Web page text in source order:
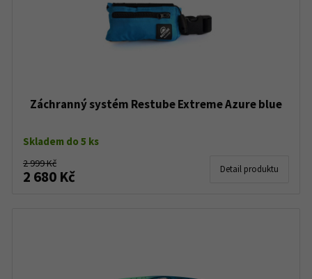
Záchranný systém Restube Extreme Azure blue
Skladem do 5 ks
2 999 Kč
2 680 Kč Detail produktu